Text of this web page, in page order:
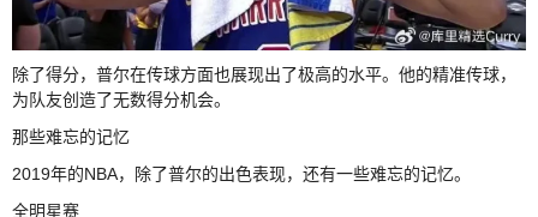
除了得分，普尔在传球方面也展现出了极高的水平。他的精准传球，
为队友创造了无数得分机会。
那些难忘的记忆
2019年的NBA，除了普尔的出色表现，还有一些难忘的记忆。
全明星赛